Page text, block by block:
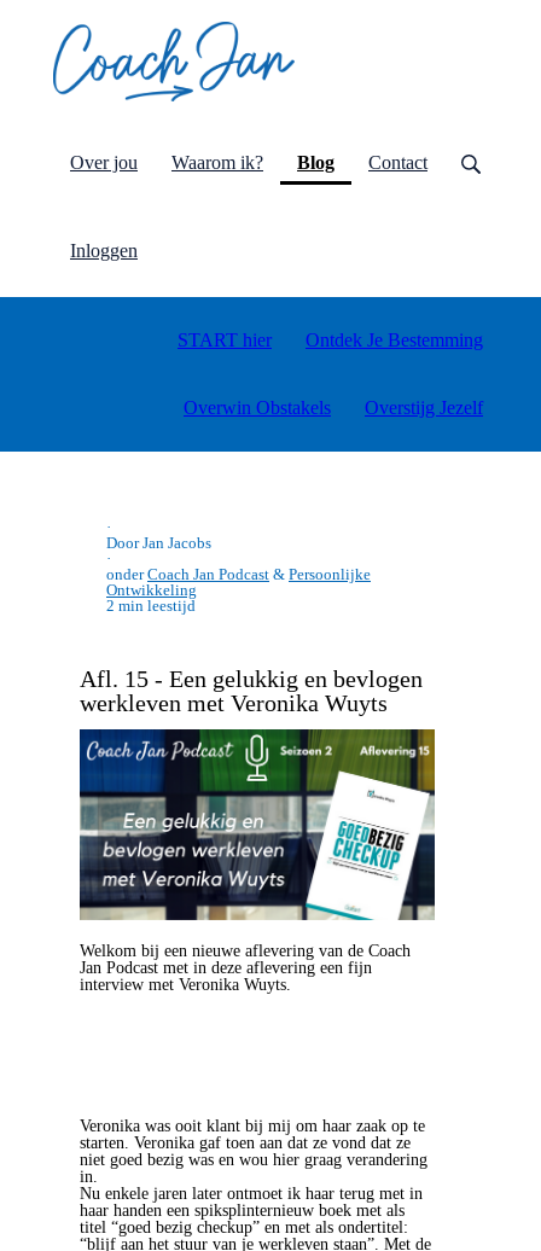
Over jou Waarom ik? Blog(current)
Contact
Inloggen
START hier Ontdek Je Bestemming
Overwin Obstakels Overstijg Jezelf
·
Door Jan Jacobs
·
onderCoach Jan Podcast & Persoonlijke
Ontwikkeling
2 min leestijd
Afl. 15 - Een gelukkig en bevlogen
werkleven met Veronika Wuyts
Welkom bij een nieuwe aflevering van de Coach
Jan Podcast met in deze aflevering een fijn
interview met Veronika Wuyts.
Veronika was ooit klant bij mij om haar zaak op te
starten. Veronika gaf toen aan dat ze vond dat ze
niet goed bezig was en wou hier graag verandering
in.
Nu enkele jaren later ontmoet ik haar terug met in
haar handen een spiksplinternieuw boek met als
titel “goed bezig checkup” en met als ondertitel:
“blijf aan het stuur van je werkleven staan”. Met de